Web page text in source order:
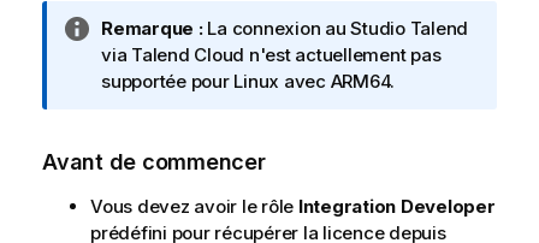
N
o
t
n
o
Remarque :La connexion auStudio Talend
via Talend Cloud n'est actuellement pas
supportée pour Linux avec ARM64.
Avant de commencer
Vous devez avoir le rôle Integration Developer
prédéfini pour récupérer la licence depuis